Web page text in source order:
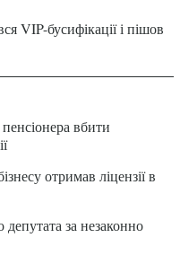
VIP-бусифікації і пішов
вбити
отримав ліцензії в
за незаконно